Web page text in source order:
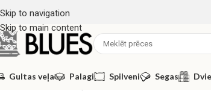
Skip to navigation
Skip to main content
Gultas veļa Palagi Spilveni Segas
Gultas veļa 200×220